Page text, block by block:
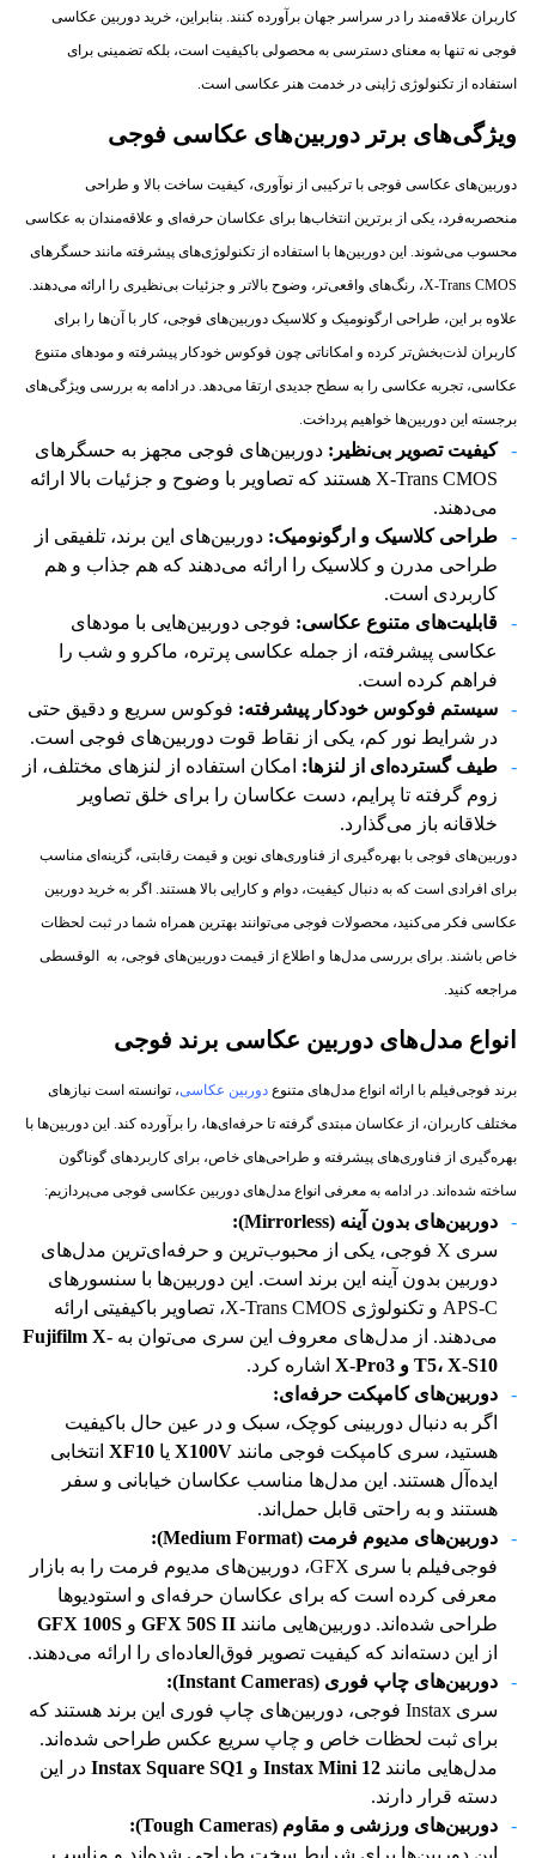
کاربران علاقه‌مند را در سراسر جهان برآورده کنند. بنابراین، خرید دوربین عکاسی
فوجی نه تنها به معنای دسترسی به محصولی باکیفیت است، بلکه تضمینی برای
استفاده از تکنولوژی ژاپنی در خدمت هنر عکاسی است.
ویژگی‌های برتر دوربین‌های عکاسی فوجی
دوربین‌های عکاسی فوجی با ترکیبی از نوآوری، کیفیت ساخت بالا و طراحی
منحصربه‌فرد، یکی از برترین انتخاب‌ها برای عکاسان حرفه‌ای و علاقه‌مندان به عکاسی
محسوب می‌شوند. این دوربین‌ها با استفاده از تکنولوژی‌های پیشرفته مانند حسگرهای
X-Trans CMOS، رنگ‌های واقعی‌تر، وضوح بالاتر و جزئیات بی‌نظیری را ارائه می‌دهند.
علاوه بر این، طراحی ارگونومیک و کلاسیک دوربین‌های فوجی، کار با آن‌ها را برای
کاربران لذت‌بخش‌تر کرده و امکاناتی چون فوکوس خودکار پیشرفته و مودهای متنوع
عکاسی، تجربه عکاسی را به سطح جدیدی ارتقا می‌دهد. در ادامه به بررسی ویژگی‌های
برجسته این دوربین‌ها خواهیم پرداخت.
کیفیت تصویر بی‌نظیر : دوربین‌های فوجی مجهز به حسگرهای
X-Trans CMOS هستند که تصاویر با وضوح و جزئیات بالا ارائه
می‌دهند.
طراحی کلاسیک و ارگونومیک: دوربین‌های این برند، تلفیقی از
طراحی مدرن و کلاسیک را ارائه می‌دهند که هم جذاب و هم
کاربردی است.
قابلیت‌های متنوع عکاسی: فوجی دوربین‌هایی با مودهای
عکاسی پیشرفته، از جمله عکاسی پرتره، ماکرو و شب را
فراهم کرده است.
سیستم فوکوس خودکار پیشرفته: فوکوس سریع و دقیق حتی
در شرایط نور کم، یکی از نقاط قوت دوربین‌های فوجی است.
طیف گسترده‌ای از لنزها: امکان استفاده از لنزهای مختلف، از
زوم گرفته تا پرایم، دست عکاسان را برای خلق تصاویر
خلاقانه باز می‌گذارد.
دوربین‌های فوجی با بهره‌گیری از فناوری‌های نوین و قیمت رقابتی، گزینه‌ای مناسب
برای افرادی است که به دنبال کیفیت، دوام و کارایی بالا هستند. اگر به خرید دوربین
عکاسی فکر می‌کنید، محصولات فوجی می‌توانند بهترین همراه شما در ثبت لحظات
خاص باشند. برای بررسی مدل‌ها و اطلاع از قیمت دوربین‌های فوجی، به الوقسطی
مراجعه کنید.
انواع مدل‌های دوربین عکاسی برند فوجی
برند فوجی‌فیلم با ارائه انواع مدل‌های متنوع دوربین عکاسی، توانسته است نیازهای
مختلف کاربران، از عکاسان مبتدی گرفته تا حرفه‌ای‌ها، را برآورده کند. این دوربین‌ها با
بهره‌گیری از فناوری‌های پیشرفته و طراحی‌های خاص، برای کاربردهای گوناگون
ساخته شده‌اند. در ادامه به معرفی انواع مدل‌های دوربین عکاسی فوجی می‌پردازیم:
دوربین‌های بدون آینه (Mirrorless):
سری X فوجی، یکی از محبوب‌ترین و حرفه‌ای‌ترین مدل‌های
دوربین بدون آینه این برند است. این دوربین‌ها با سنسورهای
APS-C و تکنولوژی X-Trans CMOS، تصاویر باکیفیتی ارائه
می‌دهند. از مدل‌های معروف این سری می‌توان به Fujifilm X-
T5، X-S10 و
اشاره کرد.
دوربین‌های کامپکت حرفه‌ای:
اگر به دنبال دوربینی کوچک، سبک و در عین حال باکیفیت
هستید، سری کامپکت فوجی مانند X100V یا XF10 انتخابی
ایده‌آل هستند. این مدل‌ها مناسب عکاسان خیابانی و سفر
هستند و به راحتی قابل حمل‌اند.
دوربین‌های مدیوم فرمت (Medium Format):
فوجی‌فیلم با سری GFX، دوربین‌های مدیوم فرمت را به بازار
معرفی کرده است که برای عکاسان حرفه‌ای و استودیوها
طراحی شده‌اند. دوربین‌هایی مانند GFX 50S II و GFX 100S
از این دسته‌اند که کیفیت تصویر فوق‌العاده‌ای را ارائه می‌دهند.
دوربین‌های چاپ فوری (Instant Cameras):
سری Instax فوجی، دوربین‌های چاپ فوری این برند هستند که
برای ثبت لحظات خاص و چاپ سریع عکس طراحی شده‌اند.
مدل‌هایی مانند Instax Mini 12 و Instax Square SQ1 در این
دسته قرار دارند.
دوربین‌های ورزشی و مقاوم (Tough Cameras):
این دوربین‌ها برای شرایط سخت طراحی شده‌اند و مناسب